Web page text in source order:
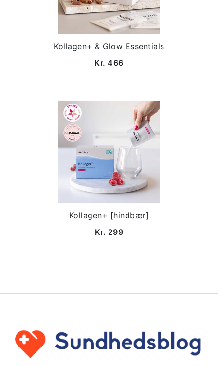
Kollagen+ & Glow Essentials
Kr. 466
Kollagen+ [hindbær]
Kr. 299